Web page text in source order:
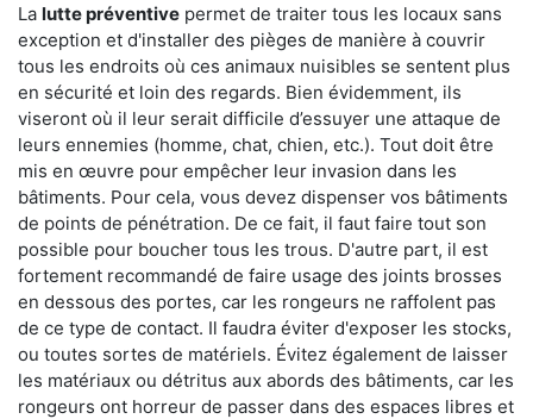
La lutte préventive permet de traiter tous les locaux sans
exception et d'installer des pièges de manière à couvrir
tous les endroits où ces animaux nuisibles se sentent plus
en sécurité et loin des regards. Bien évidemment, ils
viseront où il leur serait difficile d’essuyer une attaque de
leurs ennemies (homme, chat, chien, etc.). Tout doit être
mis en œuvre pour empêcher leur invasion dans les
bâtiments. Pour cela, vous devez dispenser vos bâtiments
de points de pénétration. De ce fait, il faut faire tout son
possible pour boucher tous les trous. D'autre part, il est
fortement recommandé de faire usage des joints brosses
en dessous des portes, car les rongeurs ne raffolent pas
de ce type de contact. Il faudra éviter d'exposer les stocks,
ou toutes sortes de matériels. Évitez également de laisser
les matériaux ou détritus aux abords des bâtiments, car les
rongeurs ont horreur de passer dans des espaces libres et